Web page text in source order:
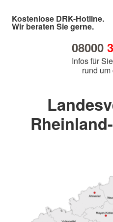
Kostenlose DRK-Hotline.
Wir beraten Sie gerne.
08000
Infos für
rund